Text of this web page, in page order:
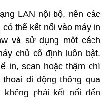
LAN nội bộ, nên các
thể kết nối vào máy in
và sử dụng một cách
chủ cố định luôn bật.
in, scan hoặc thậm chí
di động thông qua
phải kết nối đến